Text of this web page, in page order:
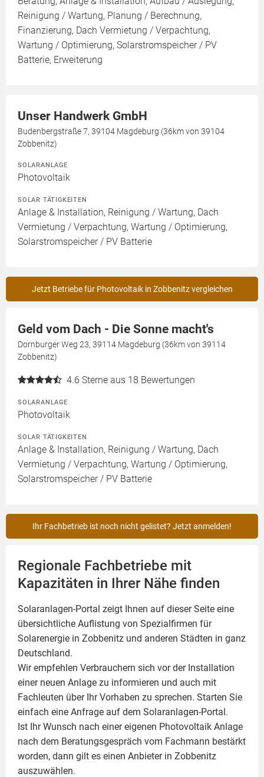
Reinigung / Wartung, Planung / Berechnung,
Finanzierung, Dach Vermietung / Verpachtung,
Wartung / Optimierung, Solarstromspeicher / PV
Batterie, Erweiterung
Unser Handwerk GmbH
Budenbergstraße 7, 39104 Magdeburg (36km von 39104
Zobbenitz)
SOLARANLAGE
Photovoltaik
SOLAR TÄTIGKEITEN
Anlage & Installation, Reinigung / Wartung, Dach
Vermietung / Verpachtung, Wartung / Optimierung,
Solarstromspeicher / PV Batterie
Jetzt Betriebe für Photovoltaik in Zobbenitz vergleichen
Geld vom Dach - Die Sonne macht's
Dornburger Weg 23, 39114 Magdeburg (36km von 39114
Zobbenitz)
4.6 Sterne aus 18 Bewertungen
SOLARANLAGE
Photovoltaik
SOLAR TÄTIGKEITEN
Anlage & Installation, Reinigung / Wartung, Dach
Vermietung / Verpachtung, Wartung / Optimierung,
Solarstromspeicher / PV Batterie
Ihr Fachbetrieb ist noch nicht gelistet? Jetzt anmelden!
Regionale Fachbetriebe mit
Kapazitäten in Ihrer Nähe finden
Solaranlagen-Portal zeigt Ihnen auf dieser Seite eine
übersichtliche Auflistung von Spezialfirmen für
Solarenergie in Zobbenitz und anderen Städten in ganz
Deutschland.
Wir empfehlen Verbrauchern sich vor der Installation
einer neuen Anlage zu informieren und auch mit
Fachleuten über Ihr Vorhaben zu sprechen. Starten Sie
einfach eine Anfrage auf dem Solaranlagen-Portal.
Ist Ihr Wunsch nach einer eigenen Photovoltaik Anlage
nach dem Beratungsgespräch vom Fachmann bestärkt
worden, dann gilt es einen Anbieter in Zobbenitz
auszuwählen.